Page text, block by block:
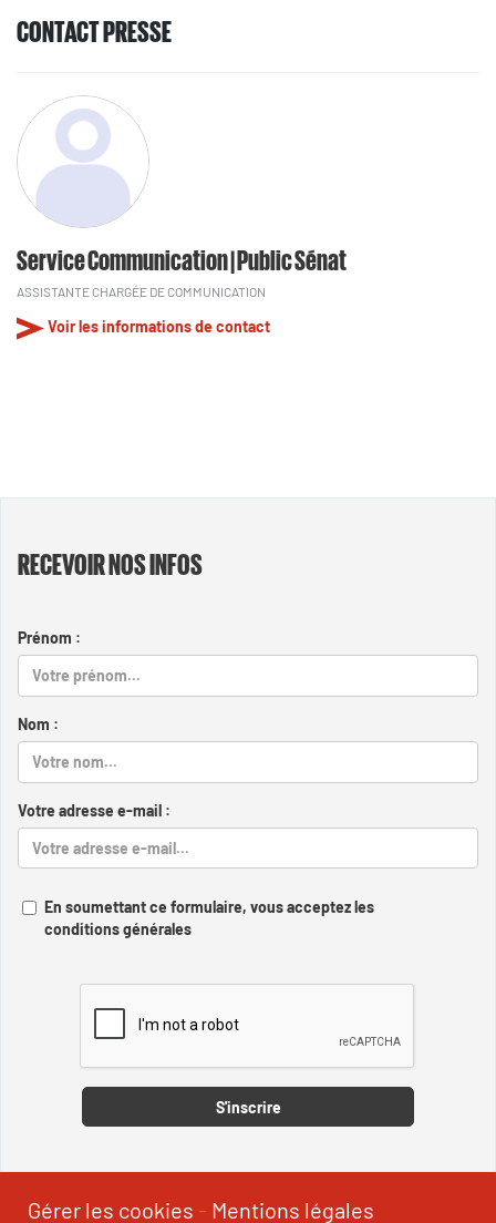
CONTACT PRESSE
Service Communication | Public Sénat
ASSISTANTE CHARGÉE DE COMMUNICATION
Voir les informations de contact
RECEVOIR NOS INFOS
Prénom :
Nom :
Votre adresse e-mail :
En soumettant ce formulaire, vous acceptez les
conditions générales
S'inscrire
Gérer les cookies - Mentions légales